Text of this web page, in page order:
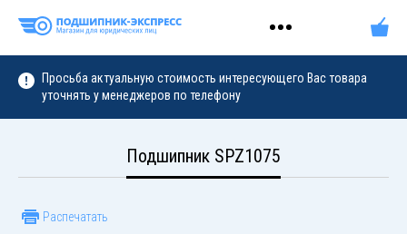
Просьба актуальную стоимость интересующего Вас товара
уточнять у менеджеров по телефону
Подшипник SPZ1075
Распечатать